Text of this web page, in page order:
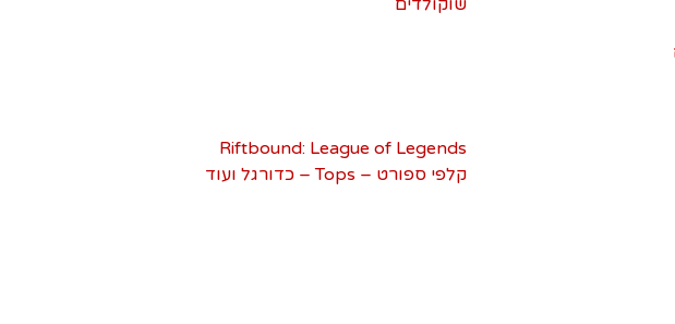
לאספנים
Riftbound: League of Legends
קלפי ספורט – Tops – כדורגל ועוד
שוקולדים